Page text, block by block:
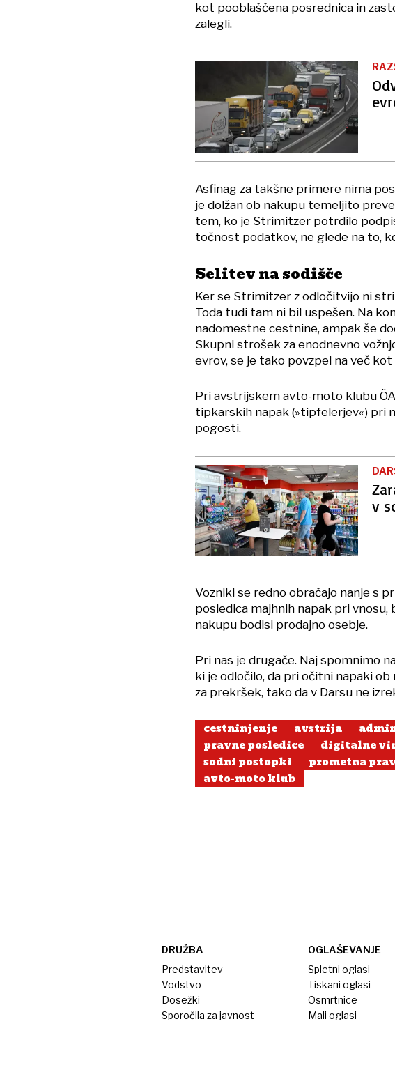
kot pooblaščena posrednica in
zalegli.
Asfinag za takšne primere nima
je dolžan ob nakupu temeljito
tem, ko je Strimitzer potrdilo
točnost podatkov, ne glede na to,
Selitev na sodišče
Ker se Strimitzer z odločitvijo ni
Toda tudi tam ni bil uspešen. Na
nadomestne cestnine, ampak še
Skupni strošek za enodnevno
evrov, se je tako povzpel na več
Pri avstrijskem avto-moto klubu
tipkarskih napak (»tipfelerjev«) pri
pogosti.
v
Vozniki se redno obračajo nanje s
posledica majhnih napak pri
nakupu bodisi prodajno osebje.
Pri nas je drugače. Naj spomnimo
ki je odločilo, da pri očitni napaki
za prekršek, tako da v Darsu ne
cestninjenje avstrija
pravne posledice
digitalne
sodni postopki
prometna
avto-moto klub
DRUŽBA
Predstavitev
Vodstvo
Dosežki
Sporočila za javnost
OGLAŠEVANJE
Spletni oglasi
Tiskani oglasi
Osmrtnice
Mali oglasi